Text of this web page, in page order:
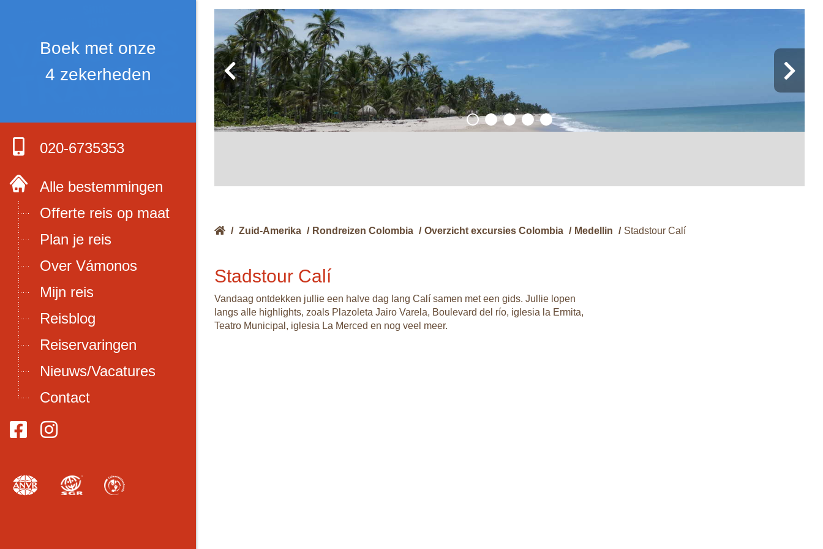
Boek met onze
4 zekerheden
020-6735353
Alle bestemmingen
Offerte reis op maat
Plan je reis
Over Vámonos
Mijn reis
Reisblog
Reiservaringen
Nieuws/Vacatures
Contact
/ Zuid-Amerika / Rondreizen Colombia / Overzicht excursies Colombia / Medellin / Stadstour Calí
Stadstour Calí
Vandaag ontdekken jullie een halve dag lang Calí samen met een gids. Jullie lopen
langs alle highlights, zoals Plazoleta Jairo Varela, Boulevard del río, iglesia la Ermita,
Teatro Municipal, iglesia La Merced en nog veel meer.